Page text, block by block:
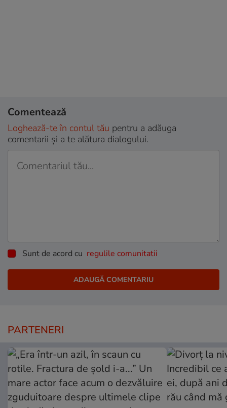
Comentează
Loghează-te în contul tău pentru a adăuga
comentarii și a te alătura dialogului.
Sunt de acord cu regulile comunitatii
PARTENERI